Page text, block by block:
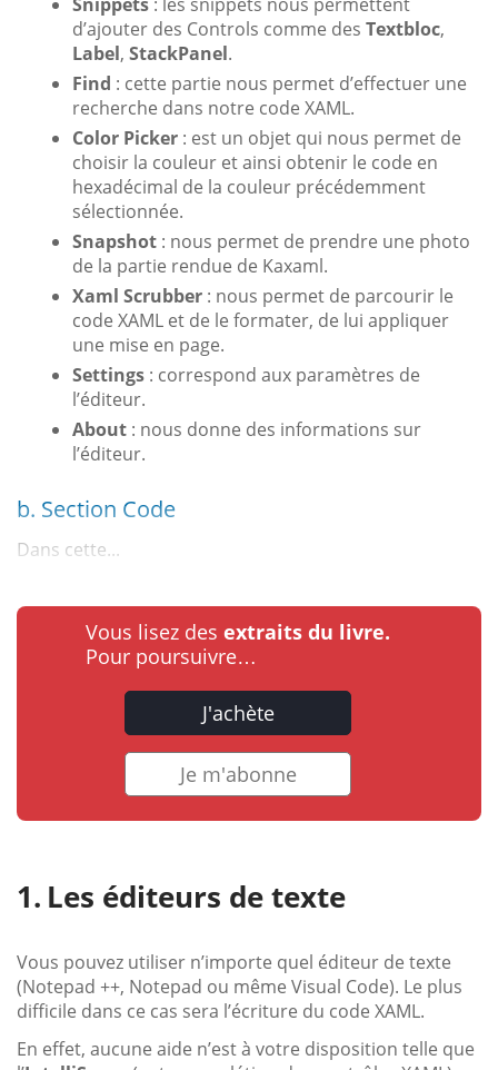
d’ajouter des Controls comme des Textbloc,
Label, StackPanel.
Find : cette partie nous permet d’effectuer une
recherche dans notre code XAML.
Color Picker : est un objet qui nous permet de
choisir la couleur et ainsi obtenir le code en
hexadécimal de la couleur précédemment
sélectionnée.
Snapshot : nous permet de prendre une photo
de la partie rendue de Kaxaml.
Xaml Scrubber : nous permet de parcourir le
code XAML et de le formater, de lui appliquer
une mise en page.
Settings : correspond aux paramètres de
l’éditeur.
About : nous donne des informations sur
l’éditeur.
b. Section Code
Dans cette...
Vous lisez des extraits du livre.
Pour poursuivre…
J'achète
Je m'abonne
Les éditeurs de texte
Vous pouvez utiliser n’importe quel éditeur de texte
(Notepad ++, Notepad ou même Visual Code). Le plus
difficile dans ce cas sera l’écriture du code XAML.
En effet, aucune aide n’est à votre disposition telle que